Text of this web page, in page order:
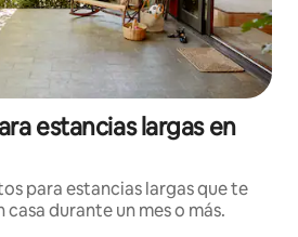
estancias largas en
para estancias largas que te
durante un mes o más.